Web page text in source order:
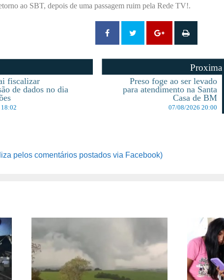
ao SBT, depois de uma passagem ruim pela Rede TV!.
fiscalizar
de dados no dia
Proxima
Preso foge ao ser levado
para atendimento na Santa
Casa de BM
07/08/2026 20:00
pelos comentários postados via Facebook)